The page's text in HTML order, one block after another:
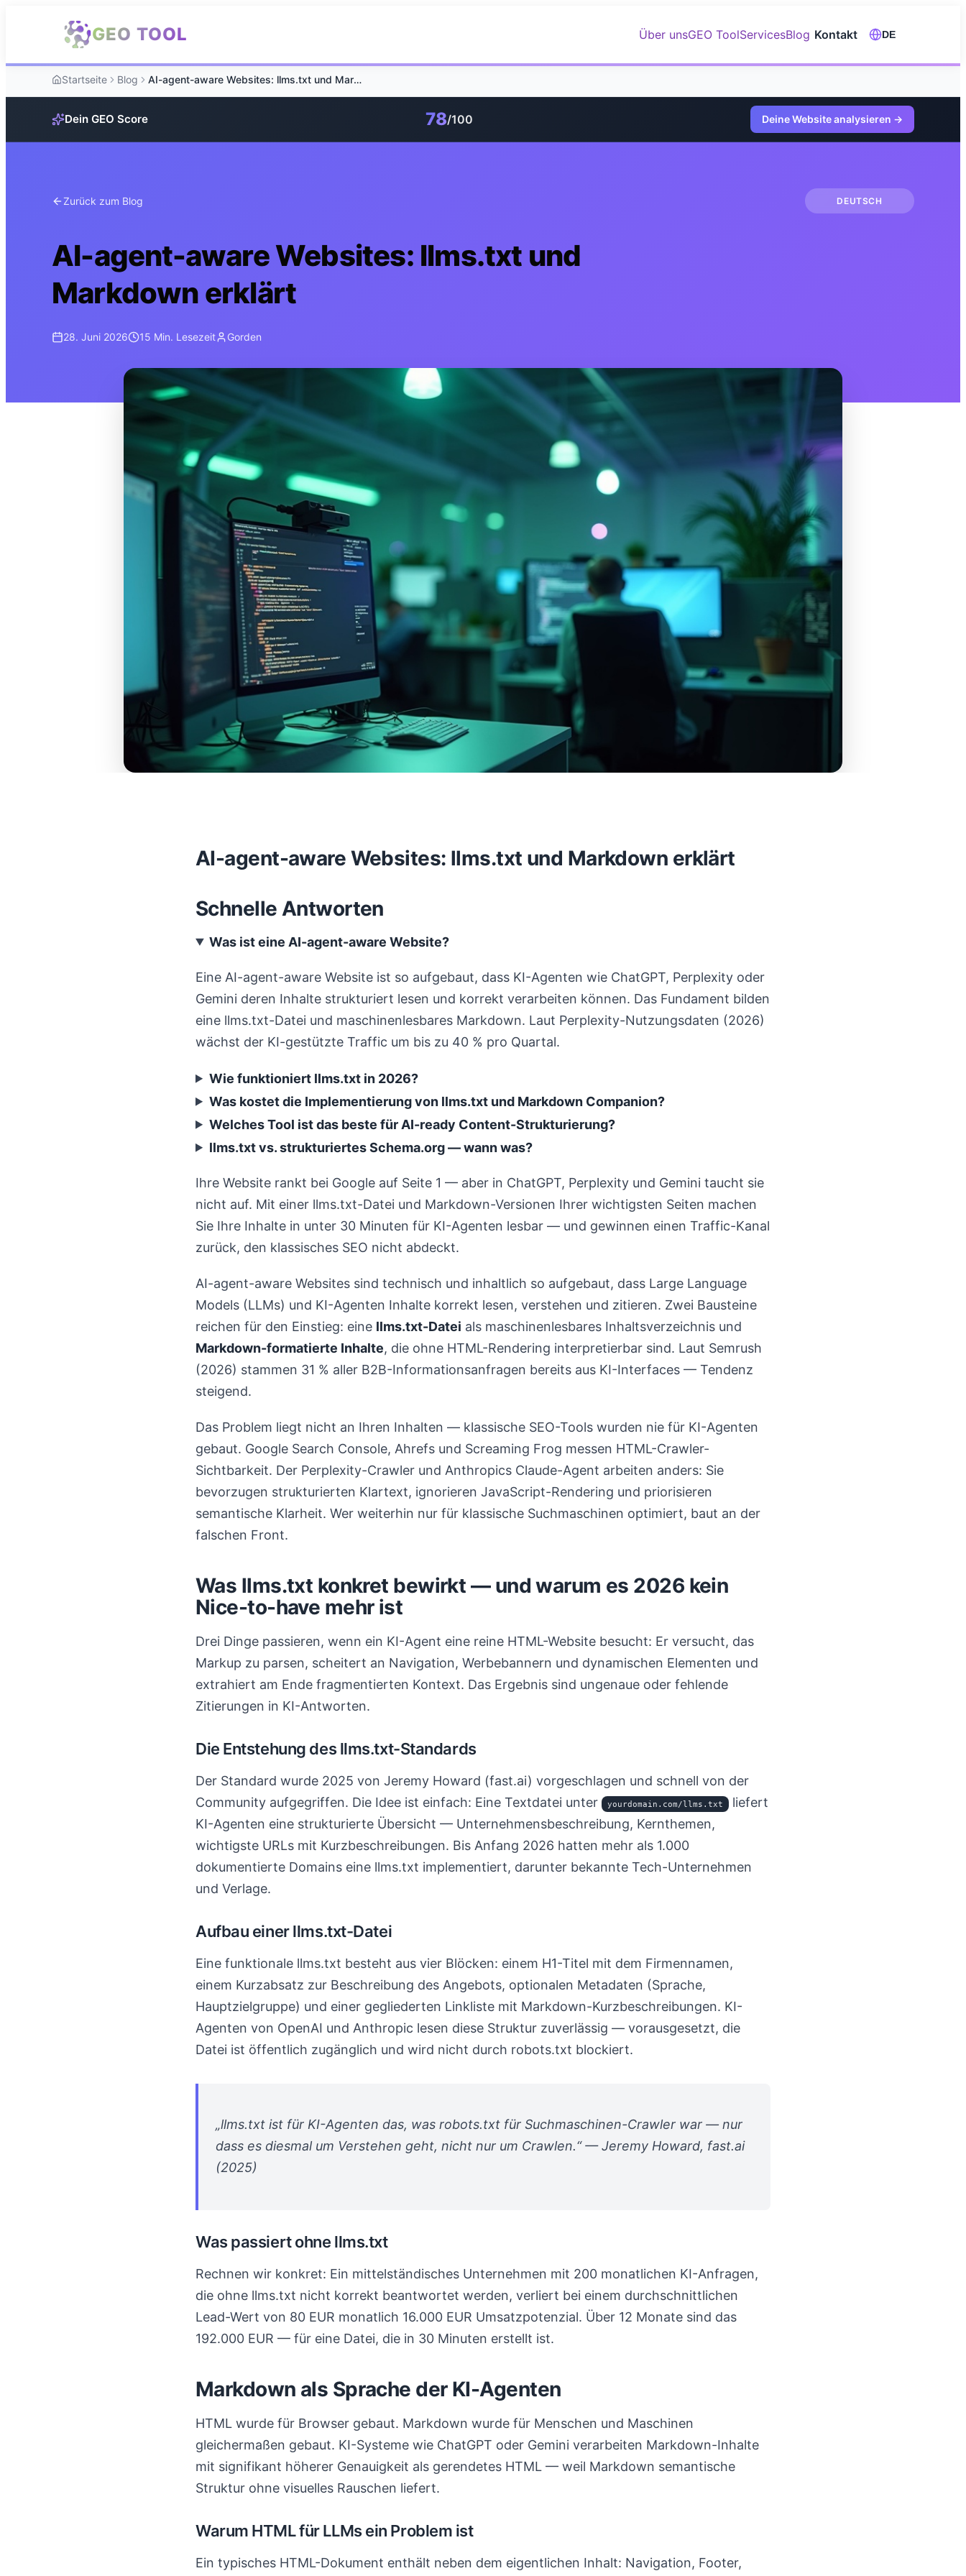
GEO TOOL Über unsGEO ToolServicesBlog Kontakt DE
Startseite Blog AI-agent-aware Websites: llms.txt und Markdown erklärt
Dein GEO Score 78/100 Deine Website analysieren →
Zurück zum Blog DEUTSCH
AI-agent-aware Websites: llms.txt und
Markdown erklärt
28. Juni 2026 15 Min. Lesezeit Gorden
AI-agent-aware Websites: llms.txt und Markdown erklärt
Schnelle Antworten
Was ist eine AI-agent-aware Website?
Eine AI-agent-aware Website ist so aufgebaut, dass KI-Agenten wie ChatGPT, Perplexity oder
Gemini deren Inhalte strukturiert lesen und korrekt verarbeiten können. Das Fundament bilden
eine llms.txt-Datei und maschinenlesbares Markdown. Laut Perplexity-Nutzungsdaten (2026)
wächst der KI-gestützte Traffic um bis zu 40 % pro Quartal.
Wie funktioniert llms.txt in 2026?
Was kostet die Implementierung von llms.txt und Markdown Companion?
Welches Tool ist das beste für AI-ready Content-Strukturierung?
llms.txt vs. strukturiertes Schema.org — wann was?
Ihre Website rankt bei Google auf Seite 1 — aber in ChatGPT, Perplexity und Gemini taucht sie
nicht auf. Mit einer llms.txt-Datei und Markdown-Versionen Ihrer wichtigsten Seiten machen
Sie Ihre Inhalte in unter 30 Minuten für KI-Agenten lesbar — und gewinnen einen Traffic-Kanal
zurück, den klassisches SEO nicht abdeckt.
AI-agent-aware Websites sind technisch und inhaltlich so aufgebaut, dass Large Language
Models (LLMs) und KI-Agenten Inhalte korrekt lesen, verstehen und zitieren. Zwei Bausteine
reichen für den Einstieg: eine llms.txt-Datei als maschinenlesbares Inhaltsverzeichnis und
Markdown-formatierte Inhalte, die ohne HTML-Rendering interpretierbar sind. Laut Semrush
(2026) stammen 31 % aller B2B-Informationsanfragen bereits aus KI-Interfaces — Tendenz
steigend.
Das Problem liegt nicht an Ihren Inhalten — klassische SEO-Tools wurden nie für KI-Agenten
gebaut. Google Search Console, Ahrefs und Screaming Frog messen HTML-Crawler-
Sichtbarkeit. Der Perplexity-Crawler und Anthropics Claude-Agent arbeiten anders: Sie
bevorzugen strukturierten Klartext, ignorieren JavaScript-Rendering und priorisieren
semantische Klarheit. Wer weiterhin nur für klassische Suchmaschinen optimiert, baut an der
falschen Front.
Was llms.txt konkret bewirkt — und warum es 2026 kein
Nice-to-have mehr ist
Drei Dinge passieren, wenn ein KI-Agent eine reine HTML-Website besucht: Er versucht, das
Markup zu parsen, scheitert an Navigation, Werbebannern und dynamischen Elementen und
extrahiert am Ende fragmentierten Kontext. Das Ergebnis sind ungenaue oder fehlende
Zitierungen in KI-Antworten.
Die Entstehung des llms.txt-Standards
Der Standard wurde 2025 von Jeremy Howard (fast.ai) vorgeschlagen und schnell von der
Community aufgegriffen. Die Idee ist einfach: Eine Textdatei unter
yourdomain.com/llms.txt
liefert
KI-Agenten eine strukturierte Übersicht — Unternehmensbeschreibung, Kernthemen,
wichtigste URLs mit Kurzbeschreibungen. Bis Anfang 2026 hatten mehr als 1.000
dokumentierte Domains eine llms.txt implementiert, darunter bekannte Tech-Unternehmen
und Verlage.
Aufbau einer llms.txt-Datei
Eine funktionale llms.txt besteht aus vier Blöcken: einem H1-Titel mit dem Firmennamen,
einem Kurzabsatz zur Beschreibung des Angebots, optionalen Metadaten (Sprache,
Hauptzielgruppe) und einer gegliederten Linkliste mit Markdown-Kurzbeschreibungen. KI-
Agenten von OpenAI und Anthropic lesen diese Struktur zuverlässig — vorausgesetzt, die
Datei ist öffentlich zugänglich und wird nicht durch robots.txt blockiert.
„llms.txt ist für KI-Agenten das, was robots.txt für Suchmaschinen-Crawler war — nur
dass es diesmal um Verstehen geht, nicht nur um Crawlen.“ — Jeremy Howard, fast.ai
(2025)
Was passiert ohne llms.txt
Rechnen wir konkret: Ein mittelständisches Unternehmen mit 200 monatlichen KI-Anfragen,
die ohne llms.txt nicht korrekt beantwortet werden, verliert bei einem durchschnittlichen
Lead-Wert von 80 EUR monatlich 16.000 EUR Umsatzpotenzial. Über 12 Monate sind das
192.000 EUR — für eine Datei, die in 30 Minuten erstellt ist.
Markdown als Sprache der KI-Agenten
HTML wurde für Browser gebaut. Markdown wurde für Menschen und Maschinen
gleichermaßen gebaut. KI-Systeme wie ChatGPT oder Gemini verarbeiten Markdown-Inhalte
mit signifikant höherer Genauigkeit als gerendetes HTML — weil Markdown semantische
Struktur ohne visuelles Rauschen liefert.
Warum HTML für LLMs ein Problem ist
Ein typisches HTML-Dokument enthält neben dem eigentlichen Inhalt: Navigation, Footer,